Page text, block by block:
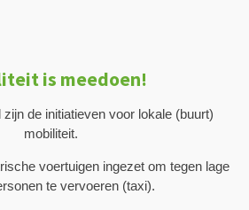
is meedoen!
de initiatieven voor lokale (buurt)
mobiliteit.
voertuigen ingezet om tegen lage
te vervoeren (taxi).